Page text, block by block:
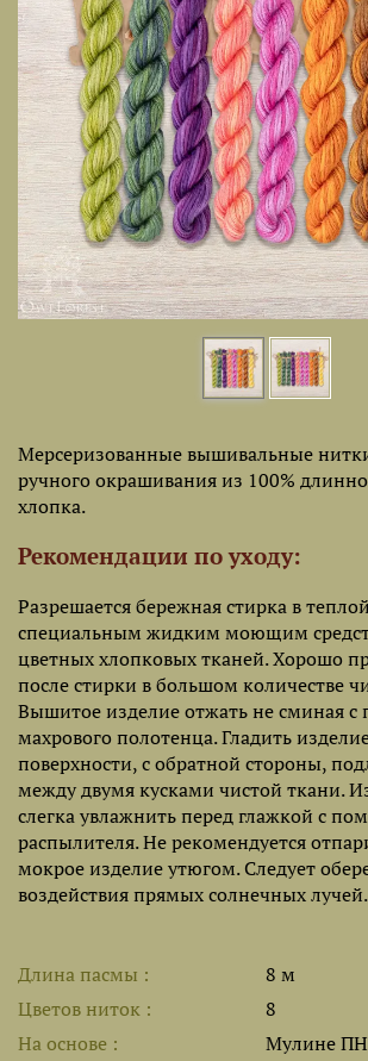
Мерсеризованные вышивальные
ручного окрашивания из 100%
хлопка.
Рекомендации по уходу:
Разрешается бережная стирка в
специальным жидким моющим
цветных хлопковых тканей. Хорошо
после стирки в большом количестве
Вышитое изделие отжать не сминая
махрового полотенца. Гладить
поверхности, с обратной стороны,
между двумя кусками чистой ткани.
слегка увлажнить перед глажкой с
распылителя. Не рекомендуется
мокрое изделие утюгом. Следует
воздействия прямых солнечных лучей.
Длина пасмы
8 м
Цветов ниток
8
На основе
Мулине